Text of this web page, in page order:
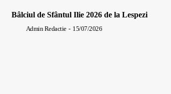
Bâlciul de Sfântul Ilie 2026 de la Lespezi
Admin Redactie - 15/07/2026